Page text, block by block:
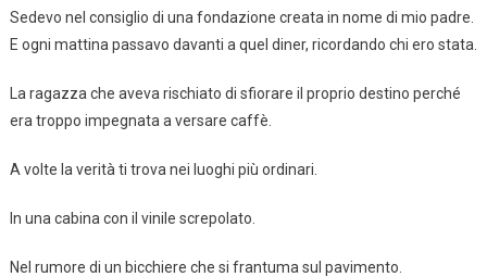
Sedevo nel consiglio di una fondazione creata in nome di mio padre.
E ogni mattina passavo davanti a quel diner, ricordando chi ero stata.
La ragazza che aveva rischiato di sfiorare il proprio destino perché
era troppo impegnata a versare caffè.
A volte la verità ti trova nei luoghi più ordinari.
In una cabina con il vinile screpolato.
Nel rumore di un bicchiere che si frantuma sul pavimento.